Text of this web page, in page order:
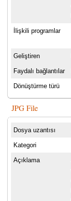
İlişkili programlar
Geliştiren
Faydalı bağlantılar
Dönüştürme türü
JPG File
Dosya uzantısı
Kategori
Açıklama